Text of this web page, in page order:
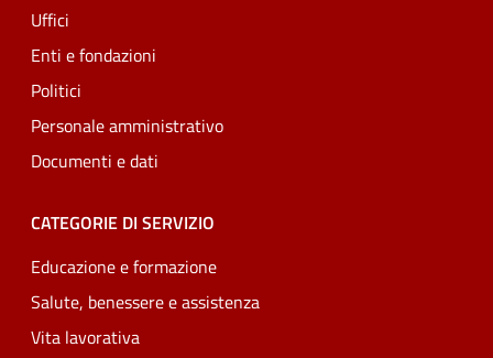
Uffici
Enti e fondazioni
Politici
Personale amministrativo
Documenti e dati
CATEGORIE DI SERVIZIO
Educazione e formazione
Salute, benessere e assistenza
Vita lavorativa